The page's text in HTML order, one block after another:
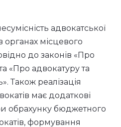
адвокатської
органах місцевого
до законів «Про
«Про адвокатуру та
Також реалізація
має додаткові
обрахунку бюджетного
формування